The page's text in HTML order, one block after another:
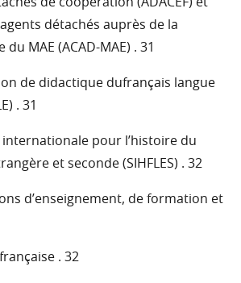
de coopération (ADACEF) et
agents détachés auprès de la
MAE (ACAD-MAE) . 31
de didactique dufrançais langue
. 31
internationale pour l’histoire du
et seconde (SIHFLES) . 32
d’enseignement, de formation et
. 32